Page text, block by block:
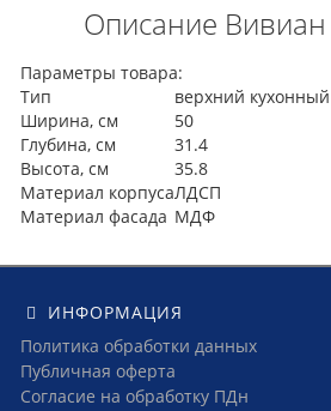
Описание
Параметры товара:
Тип
верхний
Ширина, см
50
Глубина, см
31.4
Высота, см
35.8
Материал корпусаЛДСП
Материал фасада МДФ
ИНФОРМАЦИЯ
Политика обработки данных
Публичная оферта
Согласие на обработку ПДн